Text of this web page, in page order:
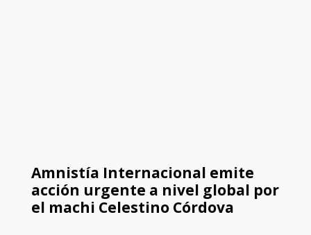
Amnistía Internacional emite
acción urgente a nivel global por
el machi Celestino Córdova